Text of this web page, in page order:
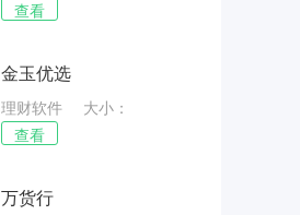
60.87MB
查看
金玉优选
理财软件
大小：
70.98MB
查看
万货行